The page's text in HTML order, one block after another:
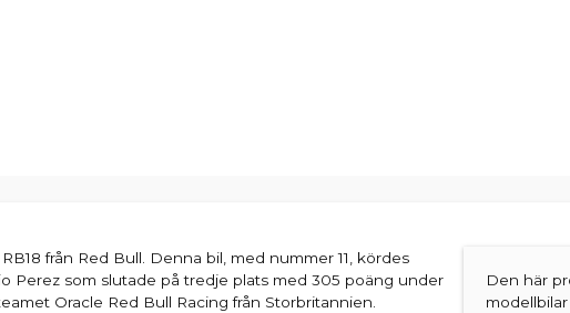
från Red Bull. Denna bil, med nummer 11, kördes
Perez som slutade på tredje plats med 305 poäng under
Oracle Red Bull Racing från Storbritannien.
Den här